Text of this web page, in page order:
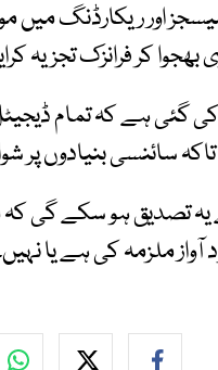
اور ریکارڈنگ میں
بھجوا کر فرانزک تجزیہ
ہے کہ تمام
سائنسی بنیادوں پر
تصدیق ہو سکے گی کہ
ملزمہ کی ہے یا